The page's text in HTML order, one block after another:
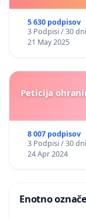
5 630 podpisov
3 Podpisi / 30 dni
21 May 2025
Peticija
8 007 podpisov
3 Podpisi / 30 dni
24 Apr 2024
Enotno